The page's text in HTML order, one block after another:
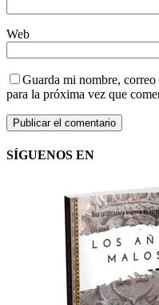
Web
Guarda mi nombre,
para la próxima vez que
SÍGUENOS EN